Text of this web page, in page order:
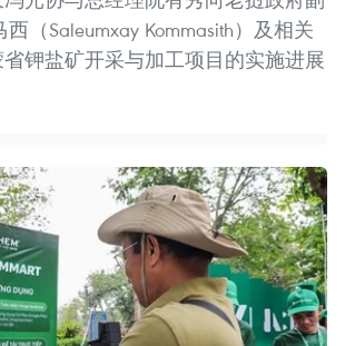
（Saleumxay Kommasith）及相关
钾盐矿开采与加工项目的实施进展